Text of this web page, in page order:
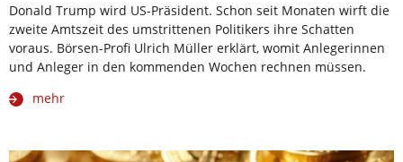
Donald Trump wird US-Präsident. Schon seit Monaten wirft die
zweite Amtszeit des umstrittenen Politikers ihre Schatten
voraus. Börsen-Profi Ulrich Müller erklärt, womit Anlegerinnen
und Anleger in den kommenden Wochen rechnen müssen.
mehr